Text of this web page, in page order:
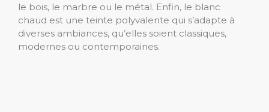
le bois, le marbre ou le métal. Enfin, le blanc
chaud est une teinte polyvalente qui s’adapte à
diverses ambiances, qu’elles soient classiques,
modernes ou contemporaines.